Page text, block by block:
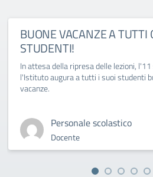
BUONE VACANZE A TUTTI
STUDENTI!
In attesa della ripresa delle lezioni,
l'Istituto augura a tutti i suoi studenti
vacanze.
Personale scolastico
Docente